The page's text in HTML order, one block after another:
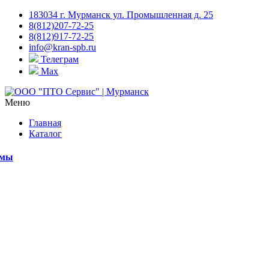
183034 г. Мурманск ул. Промышленная д. 25
8(812)207-72-25
8(812)917-72-25
info@kran-spb.ru
Телеграм
Max
Меню
Главная
Каталог